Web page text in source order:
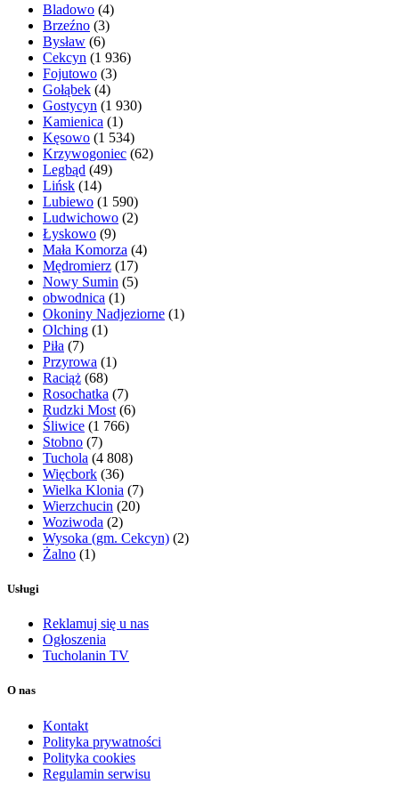
Bladowo (4)
Brzeźno (3)
Bysław (6)
Cekcyn (1 936)
Fojutowo (3)
Gołąbek (4)
Gostycyn (1 930)
Kamienica (1)
Kęsowo (1 534)
Krzywogoniec (62)
Legbąd (49)
Lińsk (14)
Lubiewo (1 590)
Ludwichowo (2)
Łyskowo (9)
Mała Komorza (4)
Mędromierz (17)
Nowy Sumin (5)
obwodnica (1)
Okoniny Nadjeziorne (1)
Olching (1)
Piła (7)
Przyrowa (1)
Raciąż (68)
Rosochatka (7)
Rudzki Most (6)
Śliwice (1 766)
Stobno (7)
Tuchola (4 808)
Więcbork (36)
Wielka Klonia (7)
Wierzchucin (20)
Woziwoda (2)
Wysoka (gm. Cekcyn) (2)
Żalno (1)
Usługi
Reklamuj się u nas
Ogłoszenia
Tucholanin TV
O nas
Kontakt
Polityka prywatności
Polityka cookies
Regulamin serwisu